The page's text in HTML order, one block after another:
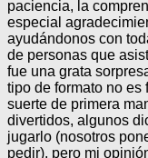
paciencia, la
especial
ayudándonos con
de personas que
fue una grata
tipo de formato no
suerte de primera
divertidos, algunos
jugarlo (nosotros
pedir), pero mi